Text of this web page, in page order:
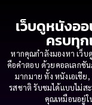
เว็บดูหนังอ
ครบทุก
หากคุณกำลังมองหา เว็
คือคำตอบ ด้วยคอลเลกชั
มากมาย ทั้ง หนังเอเชี
รสชาติ รับชมได้แบบไม่ส
คุณเหมือนอยู่ใ